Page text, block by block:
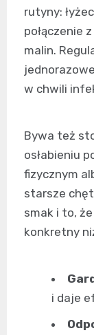
rutyny:
połączenie
malin.
w chwili
Bywa też
osłabieniu
fizycznym
starsze
smak i to,
konkretny
i daje